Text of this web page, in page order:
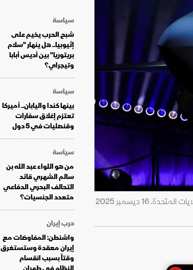
طائرة إف-35 الجديدة خلال حفل تدشين طائرات إف-35 المقاتلة في منشأة لوكهيد مارتن للطيران في الولايات المتحدة. 16 ديسمبر 2025
سياسة
شبح الحرب يخيم على
إثيوبيا.. هل ينهار "سلام
بريتوريا" بين أديس أبابا
وتيجراي؟
سياسة
بينها كندا واليابان.. أميركا
تعتزم إغلاق سفارات
وقنصليات في 5 دول
سياسة
من هو اللواء عبد الله بن
سالم الشهري قائد
التحالف البحري الدفاعي
متعدد الجنسيات؟
حرب إيران
واشنطن: المفاوضات مع
إيران معقدة وستستغرق
وقتاً بسبب انقسام